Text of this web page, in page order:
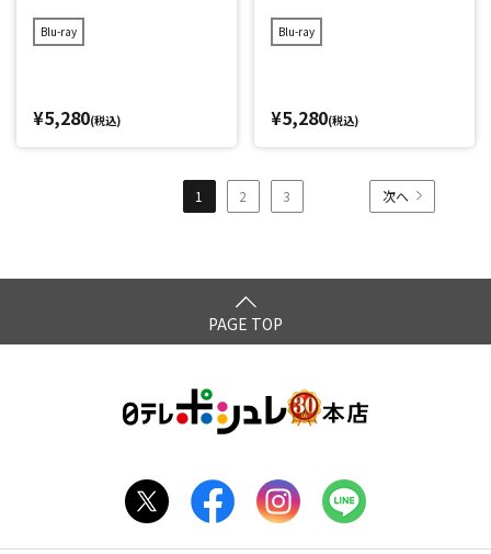
Blu-ray
¥5,280(税込)
Blu-ray
¥5,280(税込)
1 2 3 次へ
PAGE TOP